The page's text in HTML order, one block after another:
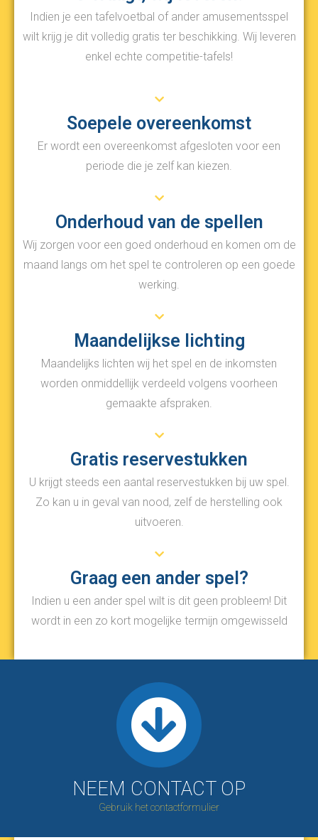
Indien je een tafelvoetbal of ander amusementsspel
wilt krijg je dit volledig gratis ter beschikking. Wij leveren
enkel echte competitie-tafels!
Soepele overeenkomst
Er wordt een overeenkomst afgesloten voor een
periode die je zelf kan kiezen.
Onderhoud van de spellen
Wij zorgen voor een goed onderhoud en komen om de
maand langs om het spel te controleren op een goede
werking.
Maandelijkse lichting
Maandelijks lichten wij het spel en de inkomsten
worden onmiddellijk verdeeld volgens voorheen
gemaakte afspraken.
Gratis reservestukken
U krijgt steeds een aantal reservestukken bij uw spel.
Zo kan u in geval van nood, zelf de herstelling ook
uitvoeren.
Graag een ander spel?
Indien u een ander spel wilt is dit geen probleem! Dit
wordt in een zo kort mogelijke termijn omgewisseld
NEEM CONTACT OP
Gebruik het contactformulier